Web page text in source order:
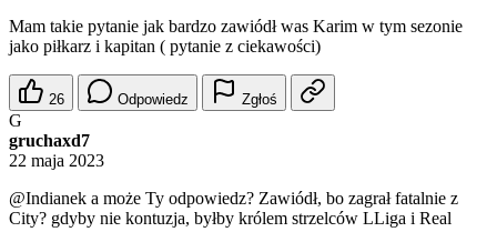
Mam takie pytanie jak bardzo zawiódł was Karim w tym sezonie
jako piłkarz i kapitan ( pytanie z ciekawości)
26 Odpowiedz Zgłoś
G
gruchaxd7
22 maja 2023
@Indianek a może Ty odpowiedz? Zawiódł, bo zagrał fatalnie z
City? gdyby nie kontuzja, byłby królem strzelców LLiga i Real